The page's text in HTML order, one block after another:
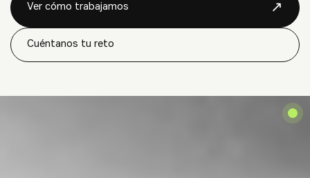
Ver cómo trabajamos ↗
Cuéntanos tu reto